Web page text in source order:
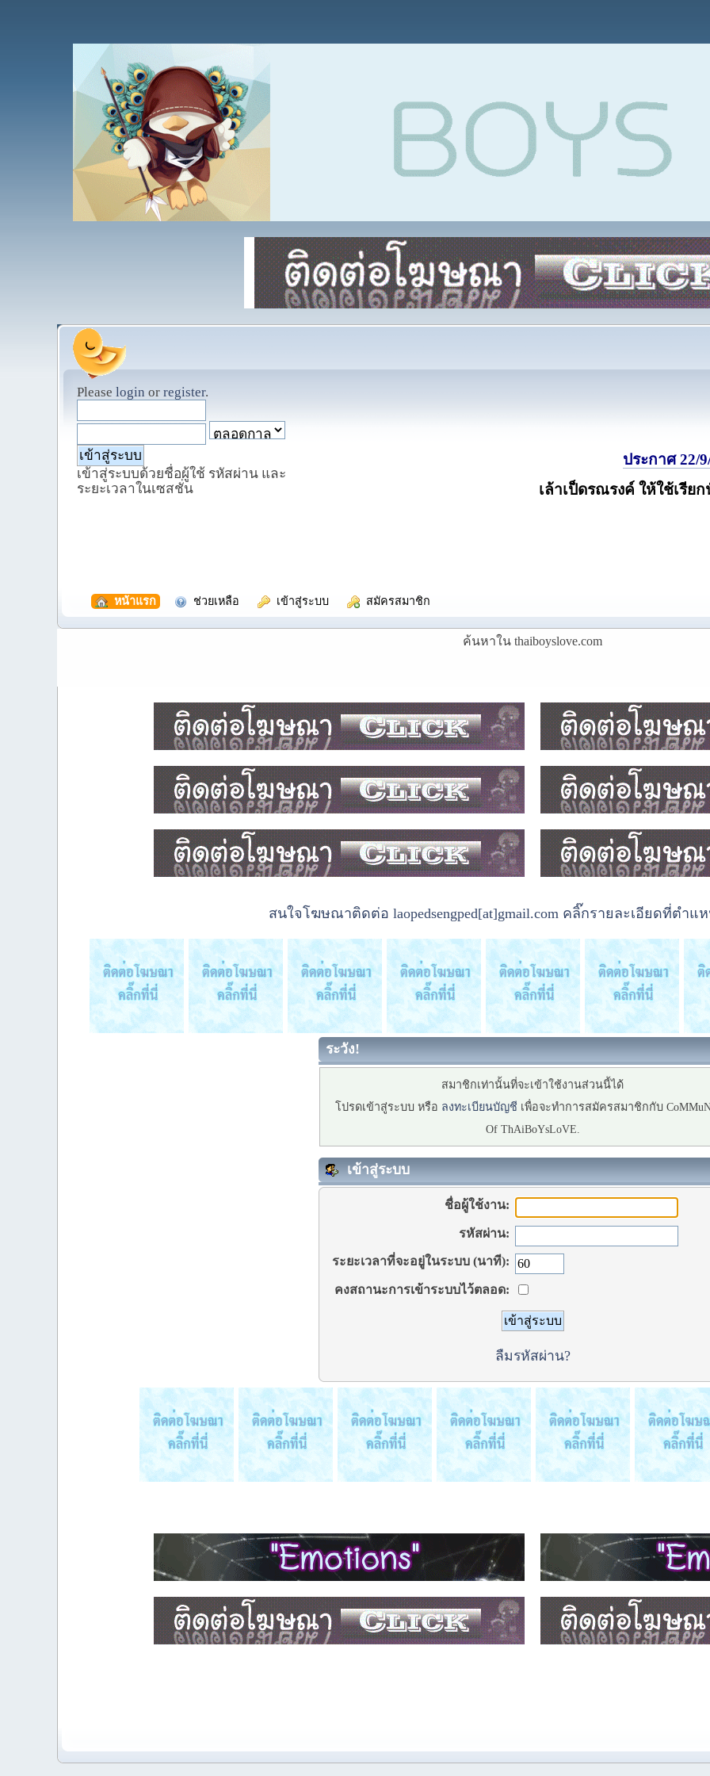
Please login or register.
เข้าสู่ระบบด้วยชื่อผู้ใช้ รหัสผ่าน และ
ระยะเวลาในเซสชั่น
ประกาศ 22/
เล้าเป็ดรณรงค์ ให้ใช้เรีย
หน้าแรก ช่วยเหลือ เข้าสู่ระบบ สมัครสมาชิก
ค้นหาใน thaiboyslove.com
สนใจโฆษณาติดต่อ laopedsengped[at]gmail.com คลิ๊กรายละเอียดที่ตำแ
ระวัง!
สมาชิกเท่านั้นที่จะเข้าใช้งานส่วนนี้ได้
โปรดเข้าสู่ระบบ หรือ ลงทะเบียนบัญชี เพื่อจะทำการสมัครสมาชิกกับ
Of ThAiBoYsLoVE.
เข้าสู่ระบบ
ชื่อผู้ใช้งาน:
รหัสผ่าน:
ระยะเวลาที่จะอยู่ในระบบ (นาที):
คงสถานะการเข้าระบบไว้ตลอด:
ลืมรหัสผ่าน?